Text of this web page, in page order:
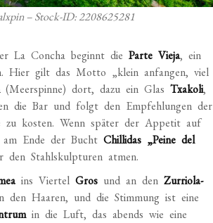
– Stock-ID: 2208625281
La Concha beginnt dieParte Vieja, ein
Hier gilt das Motto „klein anfangen, viel
(Meerspinne) dort, dazu ein GlasTxakoli,
die Bar und folgt den Empfehlungen der
zu kosten. Wenn später der Appetit auf
Ende der BuchtChillidas „Peine del
Stahlskulpturen atmen.
ins ViertelGros und an denZurriola-
Haaren, und die Stimmung ist eine
in die Luft, das abends wie eine